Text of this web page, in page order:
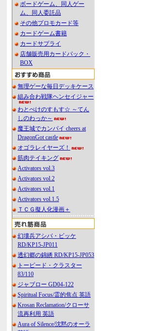
ボードゲーム、同人ゲー
ム、同人委託品
その他プロモカード等
カードゲーム書籍
カードサプライ
店舗販売用カードパック・
BOX
無理ゲーな毎日デッキケース
組み合わ戦隊ヘンセイジャー
わとぺけのすもす☆ ～てん
しのわっか～
魔王城でカンパイ cheers at
DragonGot castle
オゴラレイヤーズ！
筋肉テイキング
Activators vol.3
Activators vol.2
Activators vol.1
Activators vol.1.5
ＴＣＧ擬人化漫画＋
幻壊兵アシバ・ビッケ
RD/KP15-JP011
透幻郷の錦綉 RD/KP15-JP053
トーピード・クラスター
83/110
ジャブロー GD04-122
Spiritual Focus/霊的焦点 英語
Krosan Reclamation/クローサ
流再利用 英語
Aura of Silence/沈黙のオーラ